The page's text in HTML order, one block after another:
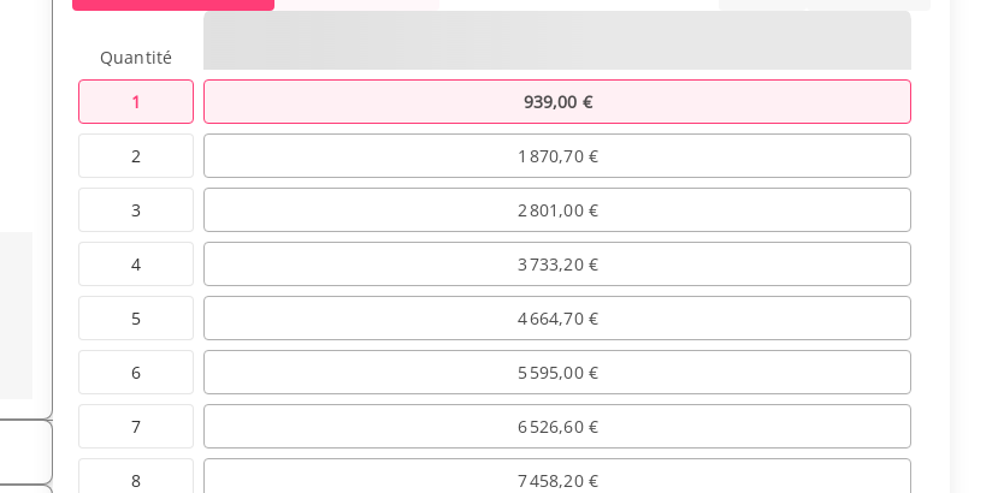
Quantité
1
2
3
4
5
6
7
8
939,00 €
1 870,70 €
2 801,00 €
3 733,20 €
4 664,70 €
5 595,00 €
6 526,60 €
7 458,20 €